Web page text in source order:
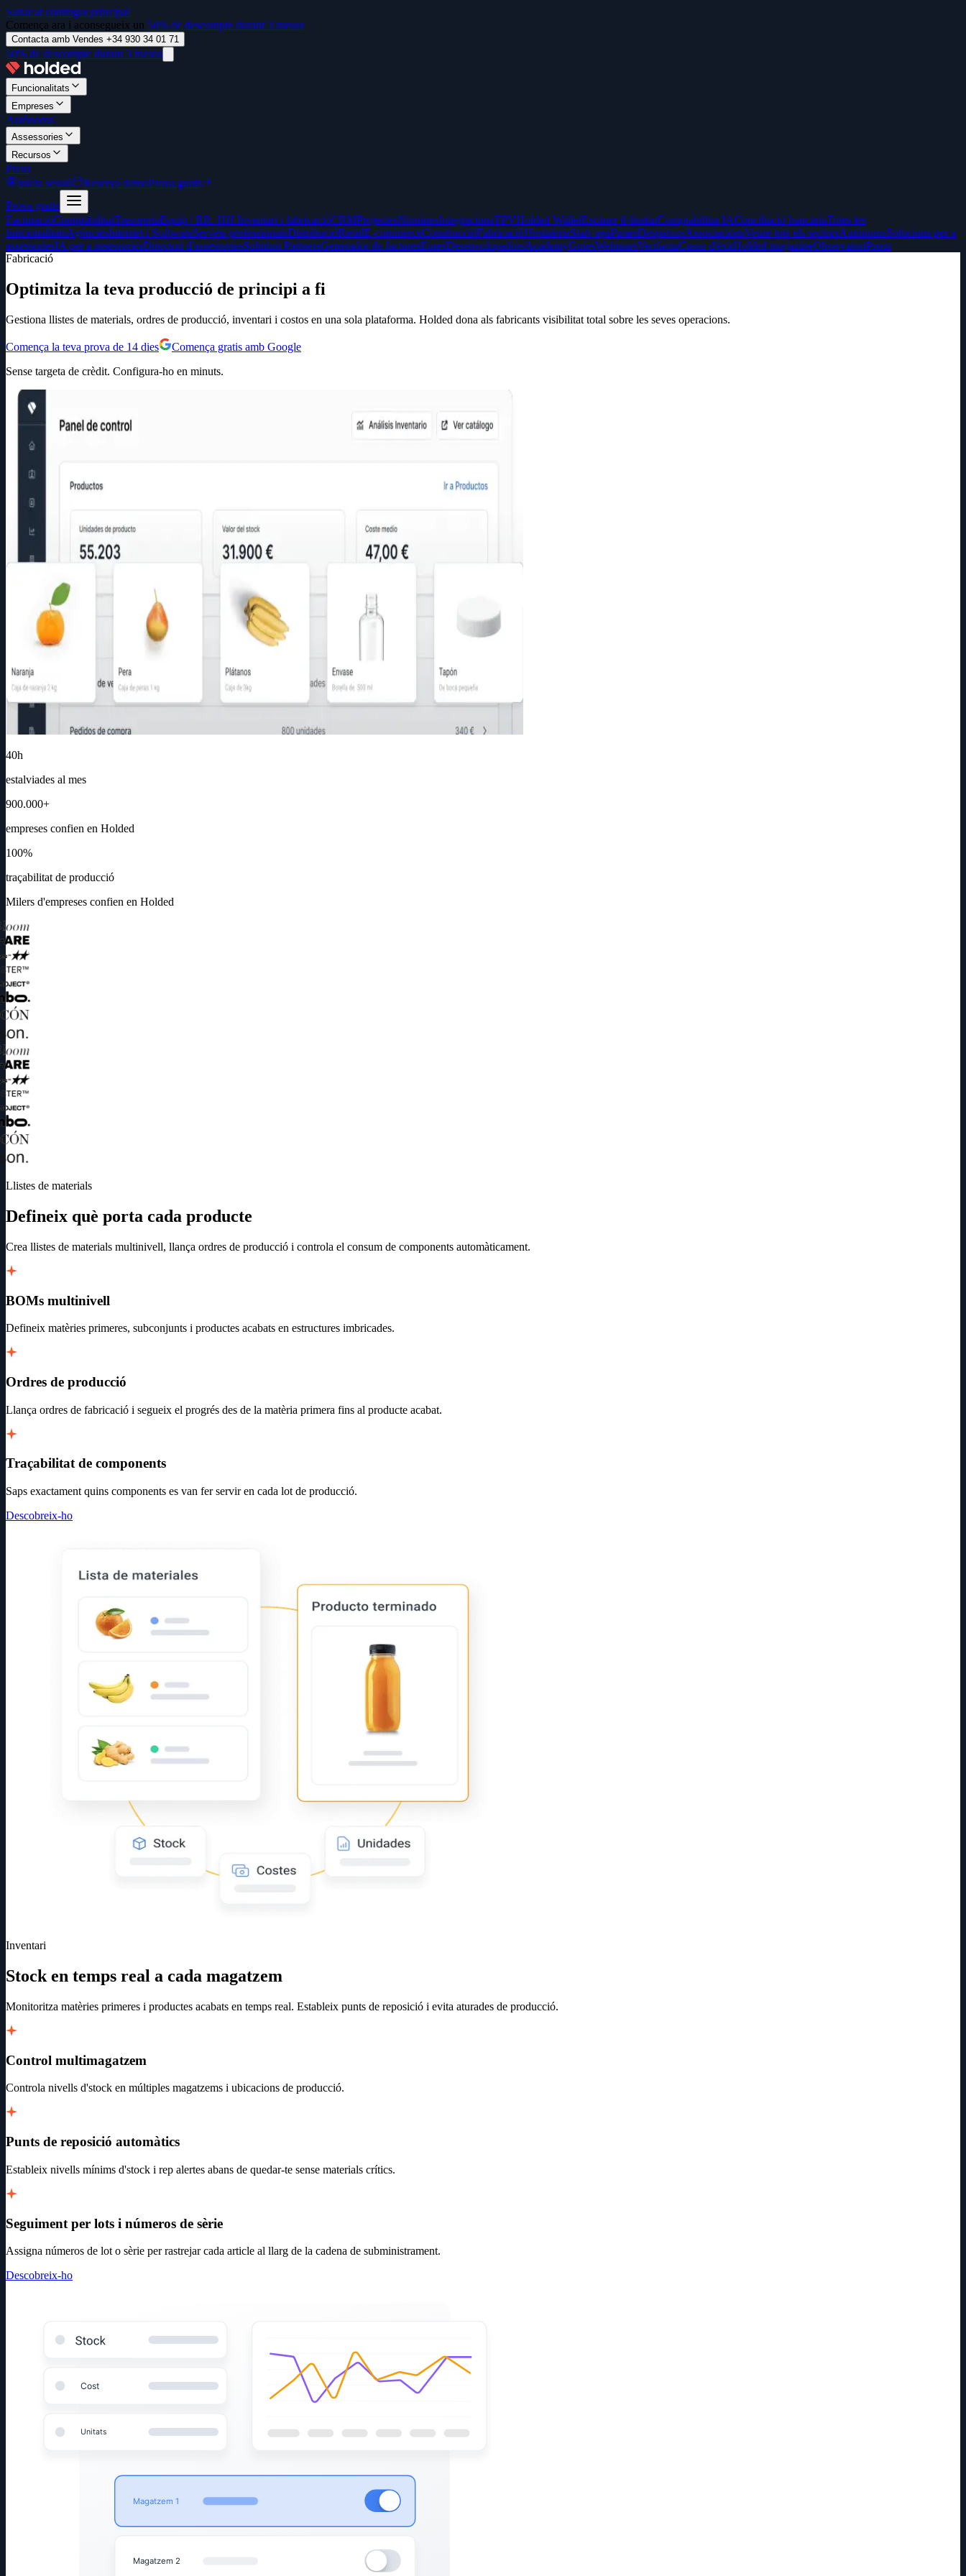
Saltar al contingut principal
Comença ara i aconsegueix un 50% de descompte durant 3 mesos
Contacta amb Vendes +34 930 34 01 71
50% de descompte durant 3 mesos
Funcionalitats
Empreses
Autònoms
Assessories
Recursos
Preus
Inicia sessió
Reserva demoProva gratis
Prova gratis
FacturacióComptabilitatTresoreriaEquip / RR. HH.Inventari i fabricacióCRMProjectesNòminesIntegracionsTPVHolded WalletEscàner il·limitatComptabilitat IAConciliació bancàriaTotes les
funcionalitatsAgènciesInternet i SoftwareServeis professionalsDistribucióRetailE-commerceConstruccióFabricacióHostaleriaStart-upsPimesDespatxosAssociacionsVeure tots els sectorsAutònomsSolucions per a
assessoriesIA per a assessoriesDirectori d'assessoriesSolution PartnersGenerador de facturesEinesDesenvolupadorsAcademyGuiesWebinarsVerifactuCasos d'èxitHolded magazineObservatoriPreus
Fabricació
Optimitza la teva producció de principi a fi
Gestiona llistes de materials, ordres de producció, inventari i costos en una sola plataforma. Holded dona als fabricants visibilitat total sobre les seves operacions.
Comença la teva prova de 14 dies
Comença gratis amb Google
Sense targeta de crèdit. Configura-ho en minuts.
40h
estalviades al mes
900.000+
empreses confien en Holded
100%
traçabilitat de producció
Milers d'empreses confien en Holded
Llistes de materials
Defineix què porta cada producte
Crea llistes de materials multinivell, llança ordres de producció i controla el consum de components automàticament.
BOMs multinivell
Defineix matèries primeres, subconjunts i productes acabats en estructures imbricades.
Ordres de producció
Llança ordres de fabricació i segueix el progrés des de la matèria primera fins al producte acabat.
Traçabilitat de components
Saps exactament quins components es van fer servir en cada lot de producció.
Descobreix-ho
Inventari
Stock en temps real a cada magatzem
Monitoritza matèries primeres i productes acabats en temps real. Estableix punts de reposició i evita aturades de producció.
Control multimagatzem
Controla nivells d'stock en múltiples magatzems i ubicacions de producció.
Punts de reposició automàtics
Estableix nivells mínims d'stock i rep alertes abans de quedar-te sense materials crítics.
Seguiment per lots i números de sèrie
Assigna números de lot o sèrie per rastrejar cada article al llarg de la cadena de subministrament.
Descobreix-ho